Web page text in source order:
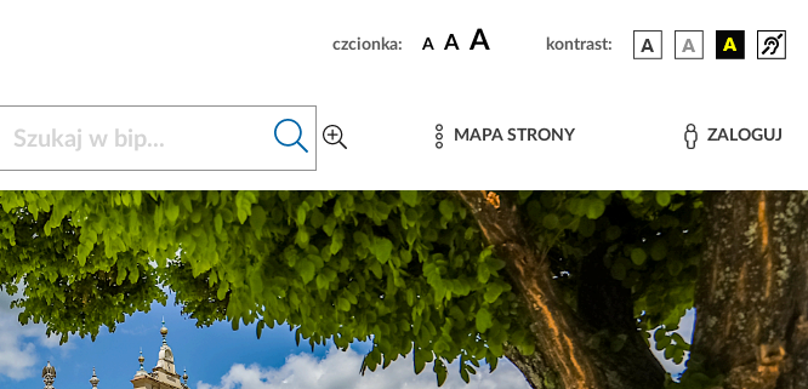
czcionka: A A A kontrast:
MAPA STRONY ZALOGUJ